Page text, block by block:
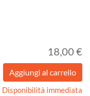
18,00 €
Disponibilità immediata